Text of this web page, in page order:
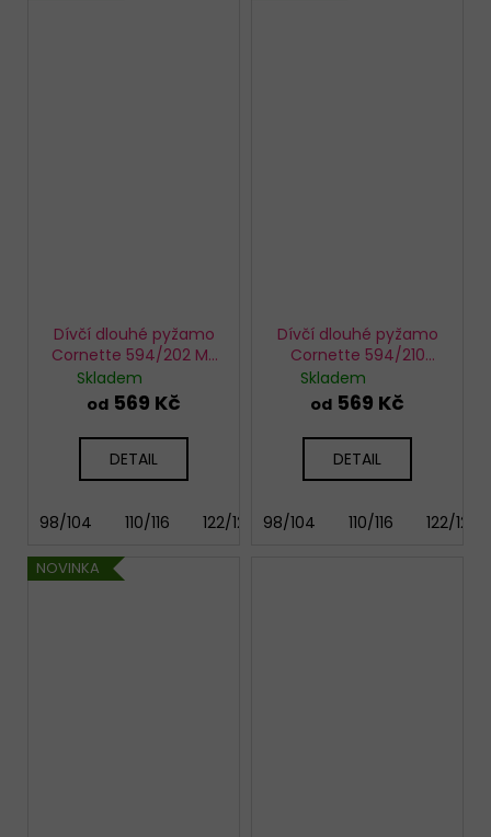
Dívčí dlouhé pyžamo
Cornette 594/202 My
Friend
Skladem
od 569 Kč
DETAIL
98/104 110/116 122/128 134/140 146/152
Dívčí dlouhé pyžamo
Cornette 594/210
Friendship
Skladem
od 569 Kč
DETAIL
98/104 110/116 122/128
NOVINKA